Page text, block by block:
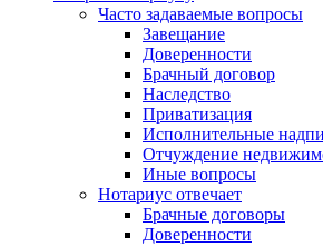
Часто задаваемые вопросы
Завещание
Доверенности
Брачный договор
Наследство
Приватизация
Исполнительные
Отчуждение
Иные вопросы
Нотариус отвечает
Брачные договоры
Доверенности